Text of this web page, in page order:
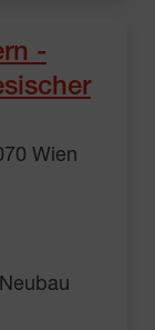
-
Wien